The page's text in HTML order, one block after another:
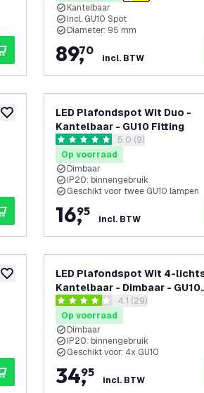
Kantelbaar
Incl. GU10 Spot
Diameter: 95 mm
89,
70
incl. BTW
toevoegen aan verlanglijst
LED Plafondspot Wit Duo -
Kantelbaar - GU10 Fitting
reviews drawer
5 score sterren5.0 (9)
Op voorraad
Dimbaar
IP20: binnengebruik
Geschikt voor twee GU10 lampen
16,
95
incl. BTW
toevoegen aan verlanglijst
LED Plafondspot Wit 4-
Kantelbaar - Dimbaar - GU10
fitting – Opbouwreviews drawer
4.1 score sterren4.1 (29)
Op voorraad
Dimbaar
IP20: binnengebruik
Geschikt voor: 4x GU10
34,
95
incl. BTW